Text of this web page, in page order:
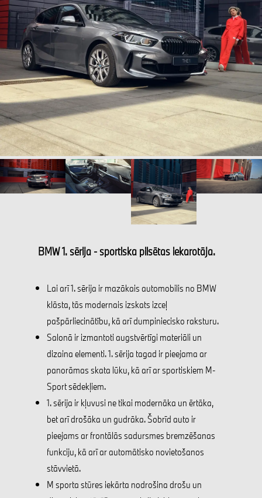
BMW 1. sērija - sportiska pilsētas iekarotāja.
Lai arī 1. sērija ir mazākais automobilis no BMW
klāsta, tās modernais izskats izceļ
pašpārliecinātību, kā arī dumpiniecisko raksturu.
Salonā ir izmantoti augstvērtīgi materiāli un
dizaina elementi. 1. sērija tagad ir pieejama ar
panorāmas skata lūku, kā arī ar sportiskiem M-
Sport sēdekļiem.
1. sērija ir kļuvusi ne tikai modernāka un ērtāka,
bet arī drošāka un gudrāka. Šobrīd auto ir
pieejams ar frontālās sadursmes bremzēšanas
funkciju, kā arī ar automātisko novietošanos
stāvvietā.
M sporta stūres iekārta nodrošina drošu un